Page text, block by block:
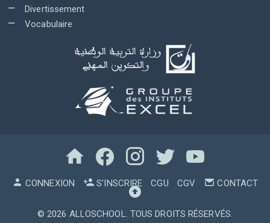
Divertissement
Vocabulaire
CONNEXION S'INSCRIRE CGU CGV CONTACT
© 2026 ALLOSCHOOL. TOUS DROITS RÉSERVÉS.